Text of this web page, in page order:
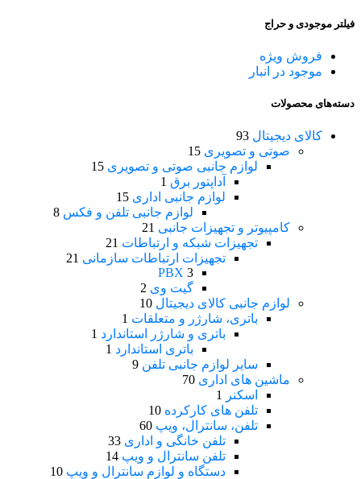
فیلتر موجودی و حراج
فروش ویژه
موجود در انبار
دسته‌های محصولات
کالای دیجیتال 93
صوتی و تصویری 15
لوازم جانبی صوتی و تصویری 15
آداپتور برق 1
لوازم جانبی اداری 15
لوازم جانبی تلفن و فکس 8
کامپیوتر و تجهیزات جانبی 21
تجهیزات شبکه و ارتباطات 21
تجهیزات ارتباطات سازمانی 21
PBX 3
گیت وی 2
لوازم جانبی کالای دیجیتال 10
باتری، شارژر و متعلقات 1
باتری و شارژر استاندارد 1
باتری استاندارد 1
سایر لوازم جانبی تلفن 9
ماشین های اداری 70
اسکنر
1
تلفن های کارکرده 10
تلفن، سانترال، ویپ 60
تلفن خانگی و اداری 33
تلفن سانترال و ویپ 14
دستگاه و لوازم سانترال و ویپ 10